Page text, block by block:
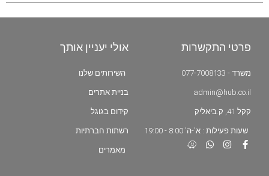
פרטי התקשרות
משרד - 077-7008133
admin@hub.co.il
קקל 41, ק.ביאליק
שעות פעילות : א'-ה' 8:00 - 19:00
אולי יעניין אותך
השירותים שלנו
בניית אתרים
קידום בגוגל
רשתות חברתיות
מאמרים